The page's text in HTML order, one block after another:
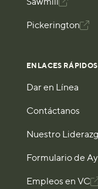
Pickerington
ENLACES RÁPIDOS
Dar en Línea
Contáctanos
Nuestro
Formulario de
Empleos en VC